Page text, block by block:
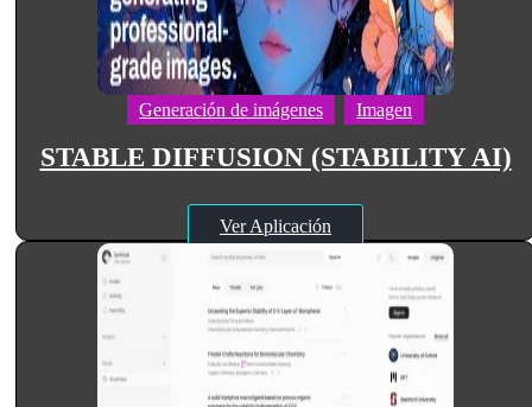
Generación de imágenes Imagen
STABLE DIFFUSION (STABILITY AI)
Ver Aplicación